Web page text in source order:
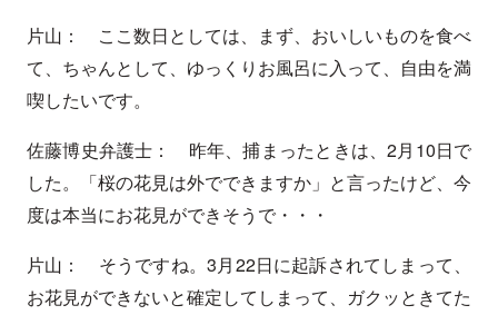
片山： ここ数日としては、まず、おいしいものを食べ
て、ちゃんとして、ゆっくりお風呂に入って、自由を満
喫したいです。
佐藤博史弁護士： 昨年、捕まったときは、2月10日で
した。「桜の花見は外でできますか」と言ったけど、今
度は本当にお花見ができそうで・・・
片山： そうですね。3月22日に起訴されてしまって、
お花見ができないと確定してしまって、ガクッときてた